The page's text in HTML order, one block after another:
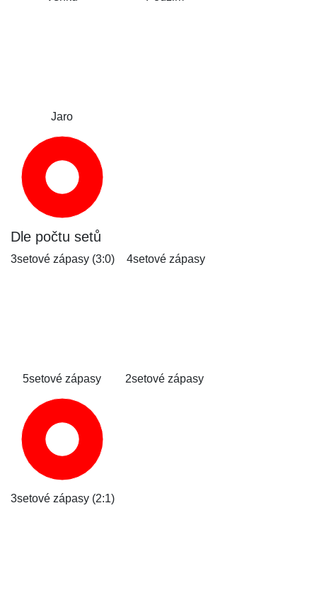
Jaro
Dle počtu setů
3setové zápasy (3:0) 4setové zápasy
5setové zápasy 2setové zápasy
3setové zápasy (2:1)